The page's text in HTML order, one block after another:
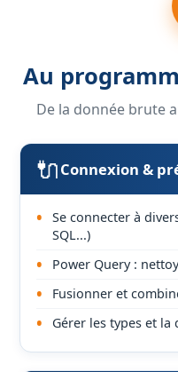
Au
De la donnée brute
🔌Connexion &
Se connecter à
SQL...)
Power Query :
Fusionner et
Gérer les types et